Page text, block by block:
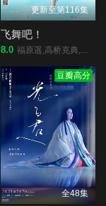
更新至第116集
飞舞吧！
8.0 福原遥,高桥克典,永作博美,横山裕,高畑淳子,目黑莲,山崎纮菜,滨正悟,醍醐虎汰朗,佐野弘樹
豆瓣高分
全48集